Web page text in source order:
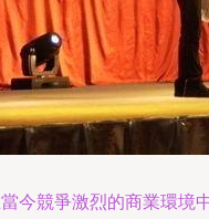
今競爭激烈的商業環境